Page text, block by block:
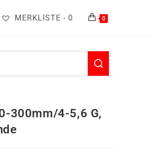
MERKLISTE - 0 0
300mm/4-5,6 G,